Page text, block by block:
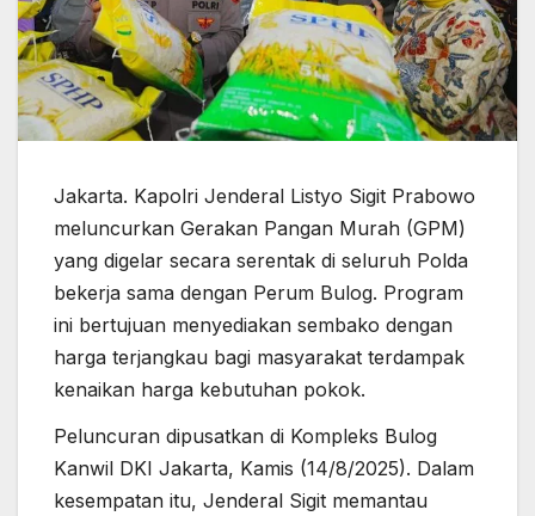
Jakarta. Kapolri Jenderal Listyo Sigit Prabowo
meluncurkan Gerakan Pangan Murah (GPM)
yang digelar secara serentak di seluruh Polda
bekerja sama dengan Perum Bulog. Program
ini bertujuan menyediakan sembako dengan
harga terjangkau bagi masyarakat terdampak
kenaikan harga kebutuhan pokok.
Peluncuran dipusatkan di Kompleks Bulog
Kanwil DKI Jakarta, Kamis (14/8/2025). Dalam
kesempatan itu, Jenderal Sigit memantau